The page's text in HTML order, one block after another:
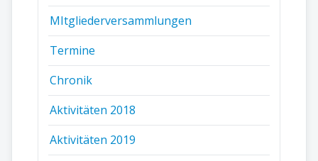
MItgliederversammlungen
Termine
Chronik
Aktivitäten 2018
Aktivitäten 2019